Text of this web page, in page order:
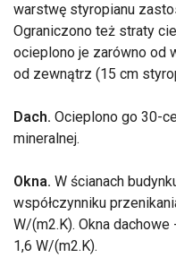
warstwę styropianu
Ograniczono też straty
ocieplono je zarówno od
od zewnątrz (15 cm
Dach. Ocieplono go 30-
mineralnej.
Okna. W ścianach
współczynniku
W/(m2.K). Okna
1,6 W/(m2.K).